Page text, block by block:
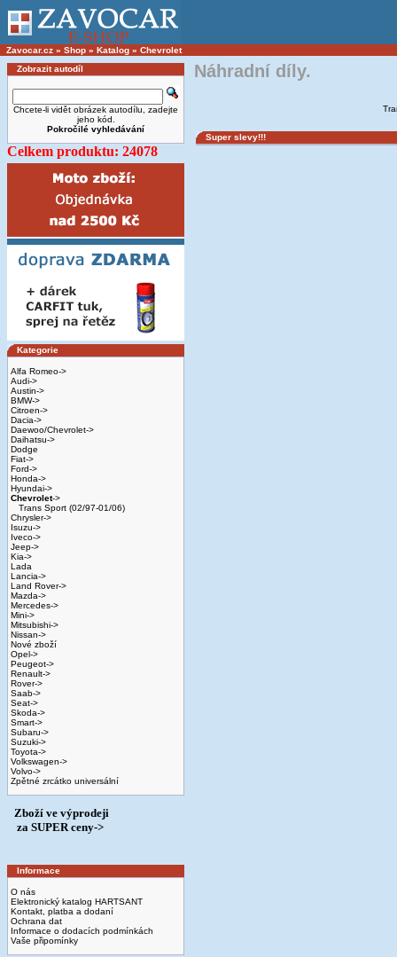
Zavocar.cz » Shop » Katalog » Chevrolet
Zobrazit autodíl
Chcete-li vidět obrázek autodílu, zadejte
jeho kód.
Pokročilé vyhledávání
Celkem produktu: 24078
Kategorie
Alfa Romeo->
Audi->
Austin->
BMW->
Citroen->
Dacia->
Daewoo/Chevrolet->
Daihatsu->
Dodge
Fiat->
Ford->
Honda->
Hyundai->
Chevrolet->
Trans Sport (02/97-01/06)
Chrysler->
Isuzu->
Iveco->
Jeep->
Kia->
Lada
Lancia->
Land Rover->
Mazda->
Mercedes->
Mini->
Mitsubishi->
Nissan->
Nové zboží
Opel->
Peugeot->
Renault->
Rover->
Saab->
Seat->
Skoda->
Smart->
Subaru->
Suzuki->
Toyota->
Volkswagen->
Volvo->
Zpětné zrcátko universální
Zboží ve výprodeji
­ za SUPER ceny->
Informace
O nás
Elektronický katalog HARTSANT
Kontakt, platba a dodaní
Ochrana dat
Informace o dodacích podmínkách
Vaše připomínky
Náhradní díly.
Super slevy!!!